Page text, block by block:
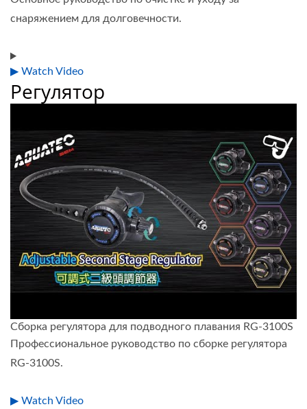
снаряжением для долговечности.
▶ Watch Video
Регулятор
Сборка регулятора для подводного плавания RG-3100S
Профессиональное руководство по сборке регулятора
RG-3100S.
▶ Watch Video